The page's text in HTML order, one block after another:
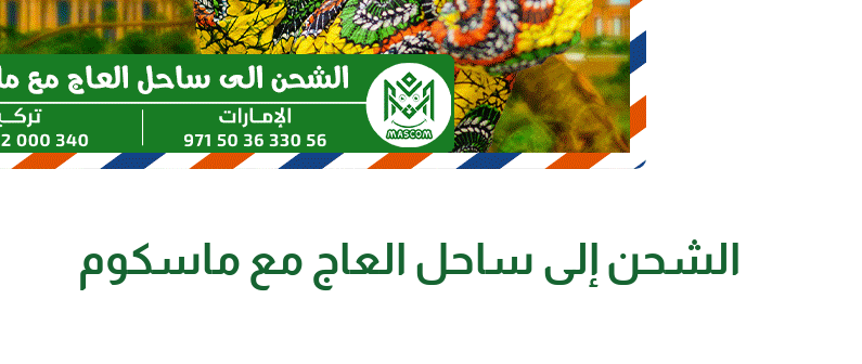
الشحن إلى ساحل العاج مع ماسكوم